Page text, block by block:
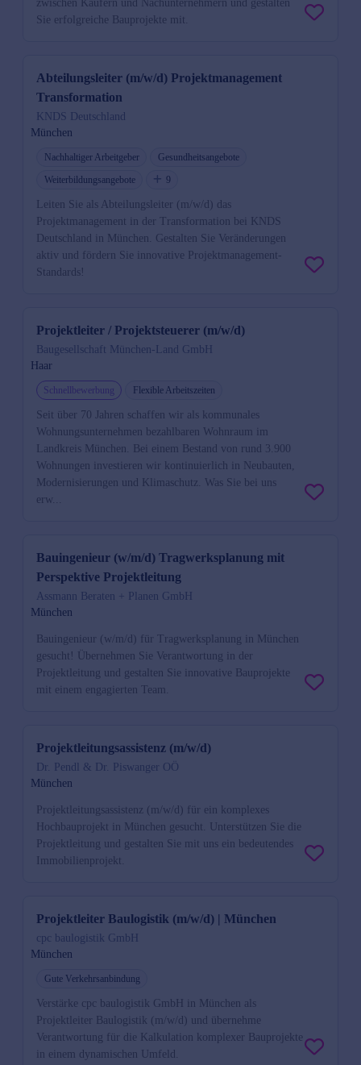
zwischen Käufern und Nachunternehmern und gestalten
Sie erfolgreiche Bauprojekte mit.
Abteilungsleiter (m/w/d) Projektmanagement
Transformation
KNDS Deutschland
München
Nachhaltiger Arbeitgeber
Gesundheitsangebote
Weiterbildungsangebote
9
Leiten Sie als Abteilungsleiter (m/w/d) das
Projektmanagement in der Transformation bei KNDS
Deutschland in München. Gestalten Sie Veränderungen
aktiv und fördern Sie innovative Projektmanagement-
Standards!
Projektleiter / Projektsteuerer (m/w/d)
Baugesellschaft München-Land GmbH
Haar
Schnellbewerbung Flexible Arbeitszeiten
Seit über 70 Jahren schaffen wir als kommunales
Wohnungsunternehmen bezahlbaren Wohnraum im
Landkreis München. Bei einem Bestand von rund 3.900
Wohnungen investieren wir kontinuierlich in Neubauten,
Modernisierungen und Klimaschutz. Was Sie bei uns
erw...
Bauingenieur (w/m/d) Tragwerksplanung mit
Perspektive Projektleitung
Assmann Beraten + Planen GmbH
München
Bauingenieur (w/m/d) für Tragwerksplanung in München
gesucht! Übernehmen Sie Verantwortung in der
Projektleitung und gestalten Sie innovative Bauprojekte
mit einem engagierten Team.
Projektleitungsassistenz (m/w/d)
Dr. Pendl & Dr. Piswanger OÖ
München
Projektleitungsassistenz (m/w/d) für ein komplexes
Hochbauprojekt in München gesucht. Unterstützen Sie die
Projektleitung und gestalten Sie mit uns ein bedeutendes
Immobilienprojekt.
Projektleiter Baulogistik (m/w/d) | München
cpc baulogistik GmbH
München
Gute Verkehrsanbindung
Verstärke cpc baulogistik GmbH in München als
Projektleiter Baulogistik (m/w/d) und übernehme
Verantwortung für die Kalkulation komplexer Bauprojekte
in einem dynamischen Umfeld.